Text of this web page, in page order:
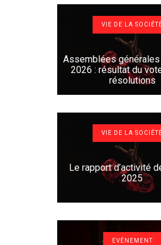
VIE DE LA
Assemblées générales
2026 : résultat du
résolutions
VIE DE LA
Le rapport d’activité
2025
EVÉNEMENT